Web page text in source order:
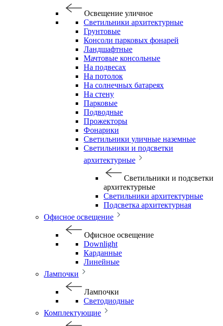
Освещение уличное
Светильники архитектурные
Грунтовые
Консоли парковых фонарей
Ландшафтные
Мачтовые консольные
На подвесах
На потолок
На солнечных батареях
На стену
Парковые
Подводные
Прожекторы
Фонарики
Светильники уличные наземные
Светильники и подсветки
архитектурные
Светильники и подсветки
архитектурные
Светильники архитектурные
Подсветка архитектурная
Офисное освещение
Офисное освещение
Downlight
Карданные
Линейные
Лампочки
Лампочки
Светодиодные
Комплектующие